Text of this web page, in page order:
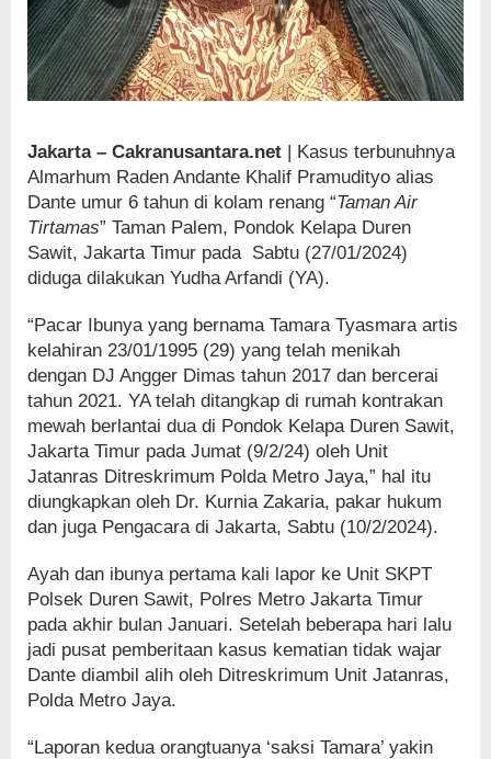
Jakarta – Cakranusantara.net | Kasus terbunuhnya
Almarhum Raden Andante Khalif Pramudityo alias
Dante umur 6 tahun di kolam renang “Taman Air
Tirtamas” Taman Palem, Pondok Kelapa Duren
Sawit, Jakarta Timur pada Sabtu (27/01/2024)
diduga dilakukan Yudha Arfandi (YA).
“Pacar Ibunya yang bernama Tamara Tyasmara artis
kelahiran 23/01/1995 (29) yang telah menikah
dengan DJ Angger Dimas tahun 2017 dan bercerai
tahun 2021. YA telah ditangkap di rumah kontrakan
mewah berlantai dua di Pondok Kelapa Duren Sawit,
Jakarta Timur pada Jumat (9/2/24) oleh Unit
Jatanras Ditreskrimum Polda Metro Jaya,” hal itu
diungkapkan oleh Dr. Kurnia Zakaria, pakar hukum
dan juga Pengacara di Jakarta, Sabtu (10/2/2024).
Ayah dan ibunya pertama kali lapor ke Unit SKPT
Polsek Duren Sawit, Polres Metro Jakarta Timur
pada akhir bulan Januari. Setelah beberapa hari lalu
jadi pusat pemberitaan kasus kematian tidak wajar
Dante diambil alih oleh Ditreskrimum Unit Jatanras,
Polda Metro Jaya.
“Laporan kedua orangtuanya ‘saksi Tamara’ yakin